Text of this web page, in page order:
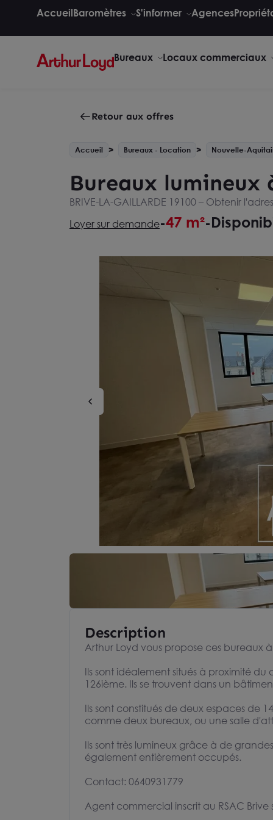
AccueilBaromètres S'informer Agences
Bureaux Locaux commerciaux
Retour aux offres
Accueil Bureaux - Location Nouvelle-
Bureaux lumineux
BRIVE-LA-GAILLARDE 19100 – Obtenir
Loyer sur demande-47 m²-
Description
Arthur Loyd vous propose ces bureaux
Ils sont idéalement situés à proximité
126ième. Ils se trouvent dans un
Ils sont constitués de deux espaces de
comme deux bureaux, ou une salle
Ils sont très lumineux grâce à de
également entièrement occupés.
Contact: 0640931779
Agent commercial inscrit au RSAC Brive